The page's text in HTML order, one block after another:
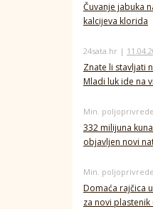
Čuvanje jabuka
kalcijeva klorida
24sata.hr |
Znate li stavljati
Mladi luk ide na
Min.
332 milijuna
objavljen novi
Min.
Domaća rajčica
za novi plastenik